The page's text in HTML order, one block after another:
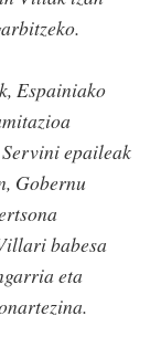
Espainiako
epaileak
Gobernu
babesa
eta